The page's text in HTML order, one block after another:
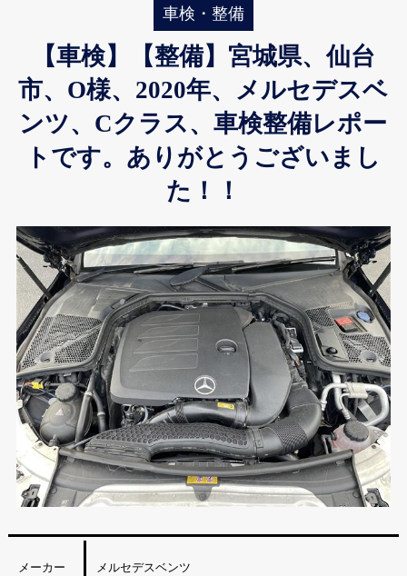
車検・整備
【車検】【整備】宮城県、仙台
市、O様、2020年、メルセデスベ
ンツ、Cクラス、車検整備レポー
トです。ありがとうございまし
た！！
メーカー メルセデスベンツ